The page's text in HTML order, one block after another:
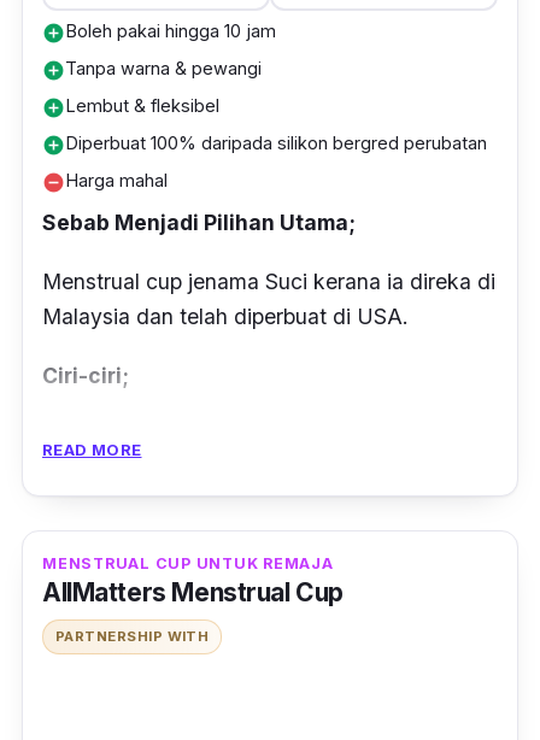
add_circleBoleh pakai hingga 10 jam
add_circleTanpa warna & pewangi
add_circleLembut & fleksibel
add_circleDiperbuat 100% daripada silikon bergred perubatan
remove_circleHarga mahal
Sebab Menjadi Pilihan Utama;
Menstrual cup jenama Suci kerana ia direka di
Malaysia dan telah diperbuat di USA.
Ciri-ciri;
Terdapat 2 saiz cup yang ditawarkan iaitu
Size A yang sesuai untuk wanita yang belum
melahirkan anak.
READ MORE
MENSTRUAL CUP UNTUK REMAJA
AllMatters Menstrual Cup
PARTNERSHIP WITH